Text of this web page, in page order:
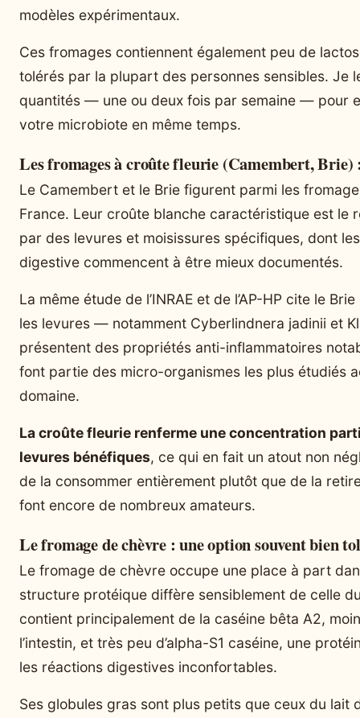
modèles expérimentaux.
Ces fromages contiennent également peu de
tolérés par la plupart des personnes sensibles. Je
quantités — une ou deux fois par semaine — pour
votre microbiote en même temps.
Les fromages à croûte fleurie (Camembert, Brie)
Le Camembert et le Brie figurent parmi les
France. Leur croûte blanche caractéristique est le
par des levures et moisissures spécifiques, dont
digestive commencent à être mieux documentés.
La même étude de l’INRAE et de l’AP-HP cite le
les levures — notamment Cyberlindnera jadinii et
présentent des propriétés anti-inflammatoires
font partie des micro-organismes les plus étudiés
domaine.
La croûte fleurie renferme une concentration
levures bénéfiques, ce qui en fait un atout non
de la consommer entièrement plutôt que de la
font encore de nombreux amateurs.
Le fromage de chèvre : une option souvent bien
Le fromage de chèvre occupe une place à part
structure protéique diffère sensiblement de celle
contient principalement de la caséine bêta A2,
l’intestin, et très peu d’alpha-S1 caséine, une
les réactions digestives inconfortables.
Ses globules gras sont plus petits que ceux du lait